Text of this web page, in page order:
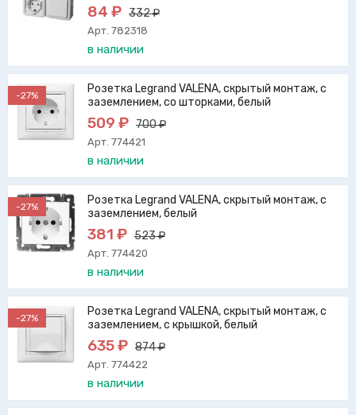
84 ₽ 332 ₽
Арт. 782318
в наличии
-27%
Розетка Legrand VALENA, скрытый монтаж, с
заземлением, со шторками, белый
509 ₽ 700 ₽
Арт. 774421
в наличии
-27%
Розетка Legrand VALENA, скрытый монтаж, с
заземлением, белый
381 ₽ 523 ₽
Арт. 774420
в наличии
-27%
Розетка Legrand VALENA, скрытый монтаж, с
заземлением, с крышкой, белый
635 ₽ 874 ₽
Арт. 774422
в наличии